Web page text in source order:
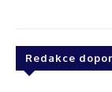
Redakce